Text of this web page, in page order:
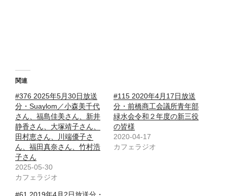
関連
#376 2025年5月30日放送
分・Suaylom／小森美千代
さん、福島佳美さん、新井
静香さん、大塚靖子さん、
田村恵さん、川端優子さ
ん、福田真奈さん、竹村浩
子さん
2025-05-30
カフェラジオ
#115 2020年4月17日放送
分・前橋商工会議所青年部
緑水会令和２年度の新三役
の皆様
2020-04-17
カフェラジオ
#61 2019年4月2日放送分・